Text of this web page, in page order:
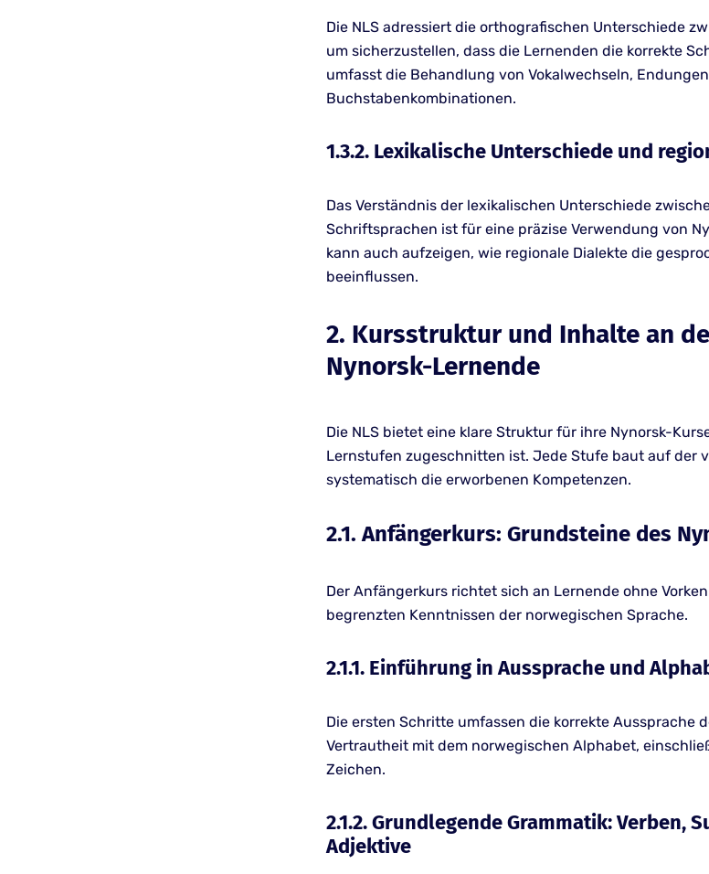
Die NLS adressiert die orthografischen Unterschiede
um sicherzustellen, dass die Lernenden die korrekte
umfasst die Behandlung von Vokalwechseln,
Buchstabenkombinationen.
1.3.2. Lexikalische Unterschiede und
Das Verständnis der lexikalischen Unterschiede
Schriftsprachen ist für eine präzise Verwendung von
kann auch aufzeigen, wie regionale Dialekte die
beeinflussen.
2. Kursstruktur und Inhalte an
Nynorsk-Lernende
Die NLS bietet eine klare Struktur für ihre Nynorsk-
Lernstufen zugeschnitten ist. Jede Stufe baut auf der
systematisch die erworbenen Kompetenzen.
2.1. Anfängerkurs: Grundsteine des
Der Anfängerkurs richtet sich an Lernende ohne
begrenzten Kenntnissen der norwegischen Sprache.
2.1.1. Einführung in Aussprache und
Die ersten Schritte umfassen die korrekte Aussprache
Vertrautheit mit dem norwegischen Alphabet,
Zeichen.
2.1.2. Grundlegende Grammatik: Verben,
Adjektive